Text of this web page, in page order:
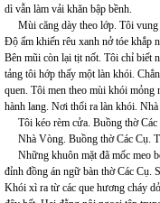
dì vẫn làm vải khăn bập bềnh.
Mùi căng dày theo lớp. Tôi vung
Độ ẩm khiến rêu xanh nở tóe khắp
Bên mũi còn lại tịt nốt. Tôi chỉ biết
tảng tôi hớp thấy một làn khói.
quen. Tôi men theo mùi khói mỏng
hành lang. Nơi thổi ra làn khói.
Tôi kéo rèm cửa. Buồng thờ Các
Nhà Vòng. Buồng thờ Các Cụ.
Những khuôn mặt đã mốc meo
đỉnh đồng án ngữ bàn thờ Các Cụ.
Khói xì ra từ các que hương cháy